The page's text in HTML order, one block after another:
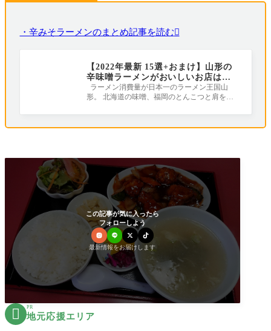
・辛みそラーメンのまとめ記事を読む
【2022年最新 15選+おまけ】山形の
辛味噌ラーメンがおいしいお店はこ
こだ！
ラーメン消費量が日本一のラーメン王国山
形。 北海道の味噌、福岡のとんこつと肩を並
この記事が気に入ったら
フォローしよう
最新情報をお届けします
 PR
地元応援エリア